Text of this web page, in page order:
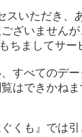
スいただき、
ざいませんが
ちましてサー
すべてのデー
はできかね
くも』では